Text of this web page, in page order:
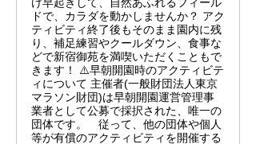
ドで、カラダを動かしませんか？ アク
ティビティ終了後もそのまま園内に残
り、補足練習やクールダウン、食事な
どで新宿御苑を満喫いただくこともで
きます！ ⚠️早朝開園時のアクティビテ
ィについて 主催者(一般財団法人東京
マラソン財団)は早朝開園運営管理事
業者として公募で採択された、唯一の
団体です。 従って、他の団体や個人
等が有償のアクティビティを開催する